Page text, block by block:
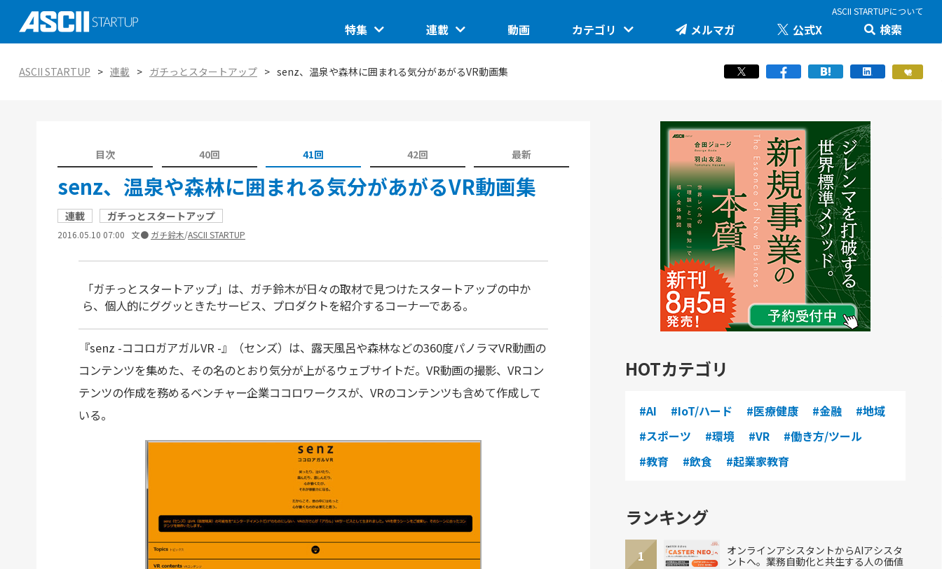
ASCII STARTUPについて
特集
未来を変える科学技術を追え！大学発の地味推しテ
ICTスタートアップリーグ
ViennaUP、オーストリア・ウィーン開催の分散型ス
タートアップフェス
SusHi Tech Tokyo 2026で見えた実装フェーズの技
術 堺市・中百舌鳥の社会課題解決型イノベーション
連載
社会実装に向けた研究、技術 大学発スタートアップ
マスク・ド・アナライズのスタートアップ！人事！
オープンイノベーション入門：手引きと実践ガイド ASCII STARTUP ACADEMY JAPAN INNOVATION DAY 2024
動画 カテゴリ
働き方/ツール
飲食 起業家教育
メルマガ 公式X 検索
ASCII STARTUP 連載 ガチっとスタートアップ senz、温泉や森林に囲まれる気分があがるVR動画集
目次 40回 41回 42回 最新
senz、温泉や森林に囲まれる気分があがるVR動画集
連載 ガチっとスタートアップ
2016.05.10 07:00 文● ガチ鈴木/ASCII STARTUP
「ガチっとスタートアップ」は、ガチ鈴木が日々の取材で見つけたスタートアップの中か
ら、個人的にググッときたサービス、プロダクトを紹介するコーナーである。
『senz -ココロガアガルVR -』（センズ）は、露天風呂や森林などの360度パノラマVR動画の
コンテンツを集めた、その名のとおり気分が上がるウェブサイトだ。VR動画の撮影、VRコン
テンツの作成を務めるベンチャー企業ココロワークスが、VRのコンテンツも含めて作成して
いる。
HOTカテゴリ
#AI #IoT/ハード #医療健康 #金融
#地域
#スポーツ
#環境 #VR
#働き方/ツール
#教育
#飲食 #起業家教育
ランキング
1
オンラインアシスタントからAIアシスタ
ントへ。業務自動化と共生する人の価値